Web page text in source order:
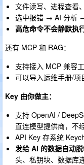
文件读写、进程查看
选中报错 → AI 分析
高危命令不会静默执
还有 MCP 和 RAG：
支持接入 MCP 兼容
可以导入运维手册/
Key 由你做主：
支持 OpenAI /
直连模型提供商，不
API Key 存系统
发给 AI 的数据自动
头、私钥块、数据库